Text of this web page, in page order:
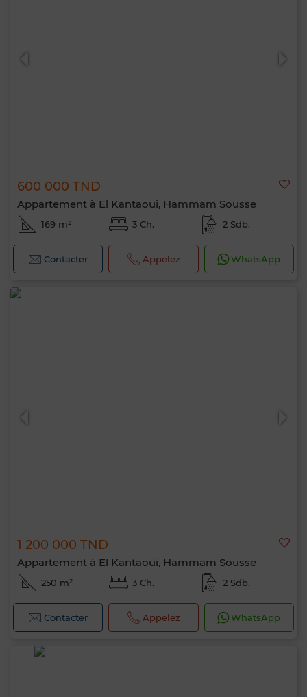
600 000 TND
Appartement à El Kantaoui, Hammam Sousse
169 m² 3 Ch. 2 Sdb.
Contacter Appelez WhatsApp
1 200 000 TND
Appartement à El Kantaoui, Hammam Sousse
250 m² 3 Ch. 2 Sdb.
Contacter Appelez WhatsApp